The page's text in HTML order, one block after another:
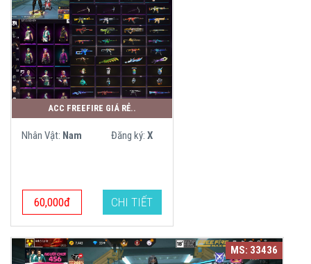
ACC FREEFIRE GIÁ RẺ..
Nhân Vật: Nam Đăng ký:X
60,000đ CHI TIẾT
MS: 33436